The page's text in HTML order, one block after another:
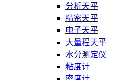
分析天平
精密天平
电子天平
大量程天平
水分测定仪
粘度计